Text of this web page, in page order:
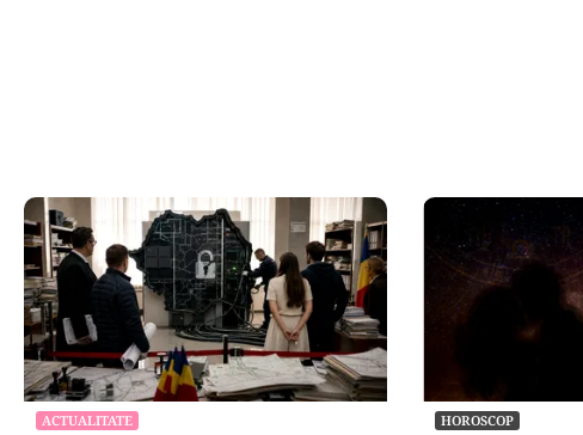
ACTUALITATE HOROSCOP